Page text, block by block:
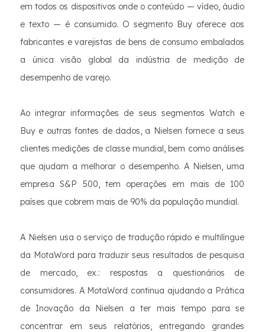
em todos os dispositivos onde o conteúdo — vídeo, áudio
e texto — é consumido. O segmento Buy oferece aos
fabricantes e varejistas de bens de consumo embalados
a única visão global da indústria de medição de
desempenho de varejo.
Ao integrar informações de seus segmentos Watch e
Buy e outras fontes de dados, a Nielsen fornece a seus
clientes medições de classe mundial, bem como análises
que ajudam a melhorar o desempenho. A Nielsen, uma
empresa S&P 500, tem operações em mais de 100
países que cobrem mais de 90% da população mundial.
A Nielsen usa o serviço de tradução rápido e multilíngue
da MotaWord para traduzir seus resultados de pesquisa
de mercado, ex.: respostas a questionários de
consumidores. A MotaWord continua ajudando a Prática
de Inovação da Nielsen a ter mais tempo para se
concentrar em seus relatórios, entregando grandes